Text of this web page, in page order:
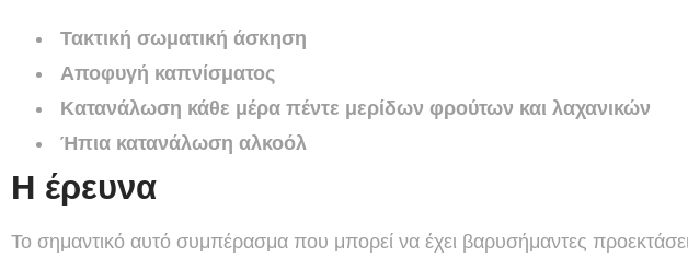
Τακτική σωματική άσκηση
Αποφυγή καπνίσματος
Κατανάλωση κάθε μέρα πέντε μερίδων φρούτων και λαχανικών
Ήπια κατανάλωση αλκοόλ
Η έρευνα
Το σημαντικό αυτό συμπέρασμα που μπορεί να έχει βαρυσήμαντες